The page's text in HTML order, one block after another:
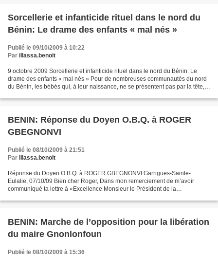
Sorcellerie et infanticide rituel dans le nord du
Bénin: Le drame des enfants « mal nés »
Publié le 09/10/2009 à 10:22
Par illassa.benoit
9 octobre 2009 Sorcellerie et infanticide rituel dans le nord du Bénin: Le
drame des enfants « mal nés » Pour de nombreuses communautés du nord
du Bénin, les bébés qui, à leur naissance, ne se présentent pas par la tête,
BENIN: Réponse du Doyen O.B.Q. à ROGER
GBEGNONVI
Publié le 08/10/2009 à 21:51
Par illassa.benoit
Réponse du Doyen O.B.Q. à ROGER GBEGNONVI Garrigues-Sainte-
Eulalie, 07/10/09 Bien cher Roger, Dans mon remerciement de m’avoir
communiqué ta lettre à «Excellence Monsieur le Président de la
BENIN: Marche de l’opposition pour la libération
du maire Gnonlonfoun
Publié le 08/10/2009 à 15:36